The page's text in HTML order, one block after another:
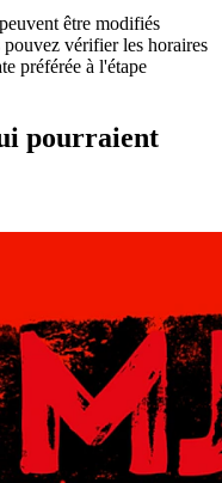
être modifiés
vérifier les horaires
préférée à l'étape
pourraient